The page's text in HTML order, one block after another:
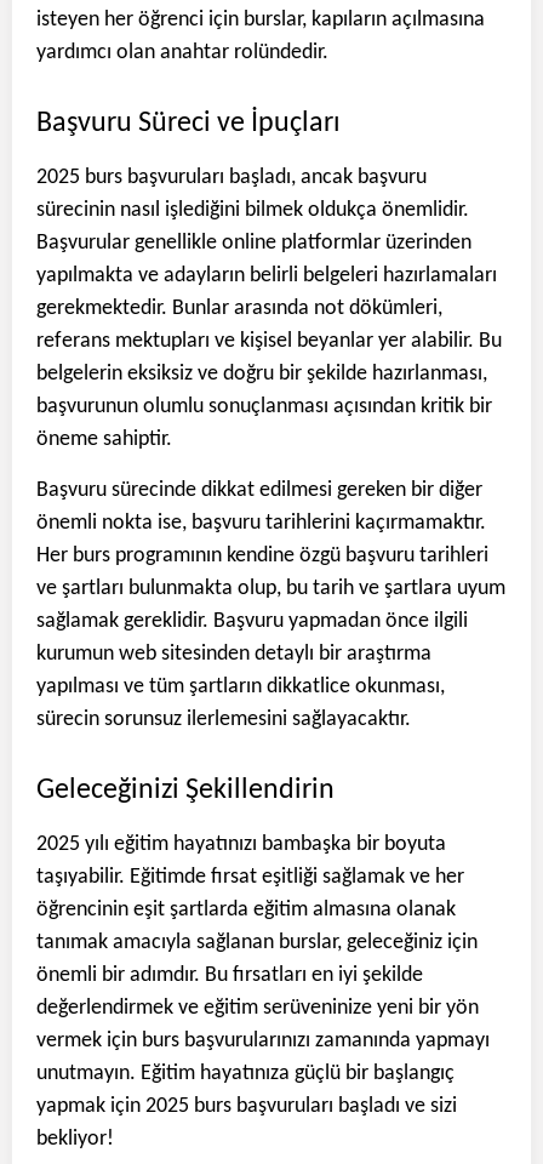
isteyen her öğrenci için burslar, kapıların açılmasına
yardımcı olan anahtar rolündedir.
Başvuru Süreci ve İpuçları
2025 burs başvuruları başladı, ancak başvuru
sürecinin nasıl işlediğini bilmek oldukça önemlidir.
Başvurular genellikle online platformlar üzerinden
yapılmakta ve adayların belirli belgeleri hazırlamaları
gerekmektedir. Bunlar arasında not dökümleri,
referans mektupları ve kişisel beyanlar yer alabilir. Bu
belgelerin eksiksiz ve doğru bir şekilde hazırlanması,
başvurunun olumlu sonuçlanması açısından kritik bir
öneme sahiptir.
Başvuru sürecinde dikkat edilmesi gereken bir diğer
önemli nokta ise, başvuru tarihlerini kaçırmamaktır.
Her burs programının kendine özgü başvuru tarihleri
ve şartları bulunmakta olup, bu tarih ve şartlara uyum
sağlamak gereklidir. Başvuru yapmadan önce ilgili
kurumun web sitesinden detaylı bir araştırma
yapılması ve tüm şartların dikkatlice okunması,
sürecin sorunsuz ilerlemesini sağlayacaktır.
Geleceğinizi Şekillendirin
2025 yılı eğitim hayatınızı bambaşka bir boyuta
taşıyabilir. Eğitimde fırsat eşitliği sağlamak ve her
öğrencinin eşit şartlarda eğitim almasına olanak
tanımak amacıyla sağlanan burslar, geleceğiniz için
önemli bir adımdır. Bu fırsatları en iyi şekilde
değerlendirmek ve eğitim serüveninize yeni bir yön
vermek için burs başvurularınızı zamanında yapmayı
unutmayın. Eğitim hayatınıza güçlü bir başlangıç
yapmak için 2025 burs başvuruları başladı ve sizi
bekliyor!